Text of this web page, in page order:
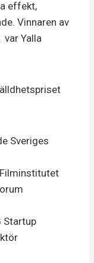
effekt,
Vinnaren av
Yalla
Sveriges
Startup